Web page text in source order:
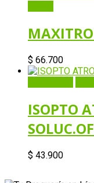
$ 66.700
ISOPTO
$ 43.900